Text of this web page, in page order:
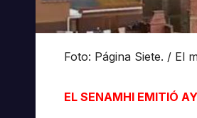
Foto: Página Siete. / El
EL SENAMHI EMITIÓ